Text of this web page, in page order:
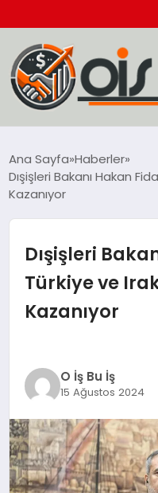
EKONOMİ
SIYASET
SPOR
Ana Sayfa Haberler
Dışişleri Bakanı Hakan
Kazanıyor
Dışişleri
Türkiye ve
Kazanıyor
O İş Bu İş
15 Ağustos 2024